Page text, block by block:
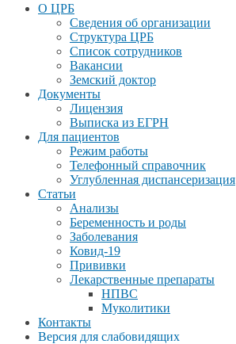
О ЦРБ
Сведения об организации
Структура ЦРБ
Список сотрудников
Вакансии
Земский доктор
Документы
Лицензия
Выписка из ЕГРН
Для пациентов
Режим работы
Телефонный справочник
Углубленная диспансеризация
Статьи
Анализы
Беременность и роды
Заболевания
Ковид-19
Прививки
Лекарственные препараты
НПВС
Муколитики
Контакты
Версия для слабовидящих